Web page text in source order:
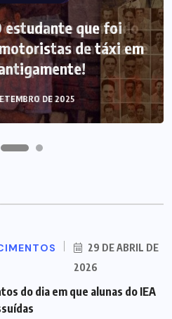
estudante que foi
de táxi em
DE 2025
29 DE ABRIL DE
2026
do dia em que alunas do IEA